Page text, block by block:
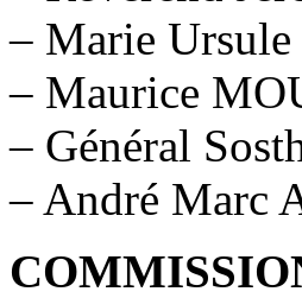
– Marie
– Maurice
– Général
– André Marc